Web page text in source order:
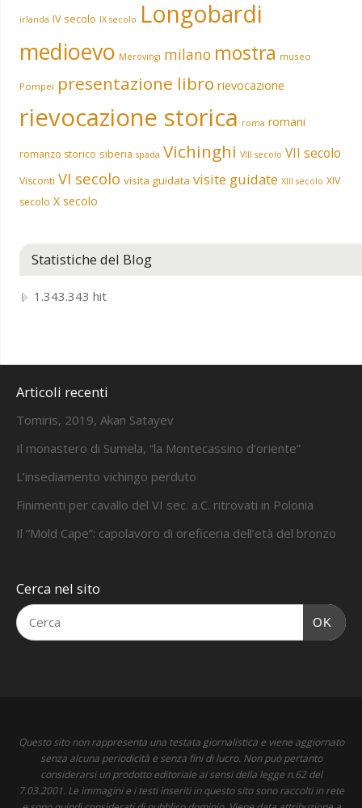
irlanda IV secolo IX secolo Longobardi
medioevo Merovingi milano mostra museo
Pompei presentazione libro rievocazione
rievocazione storica roma romani
romanzo storico siberia spada Vichinghi VIII secolo VII secolo
Visconti VI secolo visita guidata visite guidate XIII secolo XIV
secolo X secolo
Statistiche del Blog
1.343.343 hit
Articoli recenti
Tomiris, 2019, Akan Satayev
Il monastero di Sumela, “la Montecassino d’oriente”
L’insediamento vichingo perduto
Finimenti per cavallo del VI sec. a.C. ritrovati in Polonia
Il “Mold Cape”: capolavoro di oreficeria dell’età del bronzo
Cerca nel sito
OK
Questo sito non rappresenta una testata giornalistica e viene aggiornato
senza alcuna periodicità e senza fini di lucro. Non può pertanto
considerarsi un prodotto editoriale ai sensi della legge n.62 del
7.03.2001. Le immagini e i testi inseriti in questo sito sono raccolti in rete